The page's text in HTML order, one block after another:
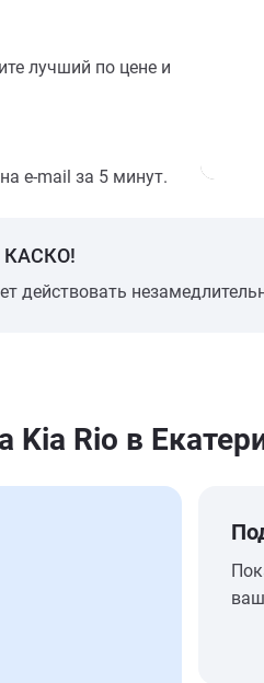
лучший по цене и
e-mail за 5 минут.
КАСКО!
действовать
Rio в